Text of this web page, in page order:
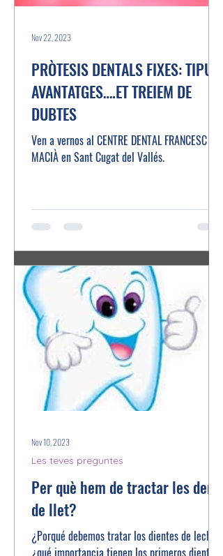
PRÒTESIS DENTALS FIXES: TIPUS,
AVANTATGES….ET TREIEM DE
DUBTES
Ven a vernos al CENTRE DENTAL FRANCESC
MACIÀ en Sant Cugat del Vallés.
Nov 22, 2023
Per què hem de tractar les dents
de llet?
¿Porqué debemos tratar los dientes de leche?
¿qué importancia tienen los primeros dientes?
Les teves preguntes
Nov 10, 2023